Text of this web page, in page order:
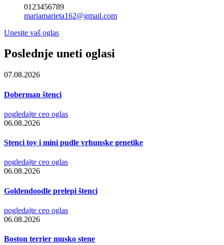
0123456789
mariamarieta162@gmail.com
Unesite vaš oglas
Poslednje uneti oglasi
07.08.2026
Doberman štenci
pogledajte ceo oglas
06.08.2026
Stenci toy i mini pudle vrhunske genetike
pogledajte ceo oglas
06.08.2026
Goldendoodle prelepi štenci
pogledajte ceo oglas
06.08.2026
Boston terrier musko stene